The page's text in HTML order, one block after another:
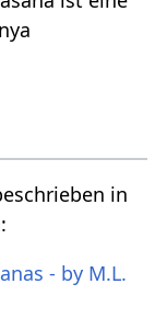
in
- by M.L.